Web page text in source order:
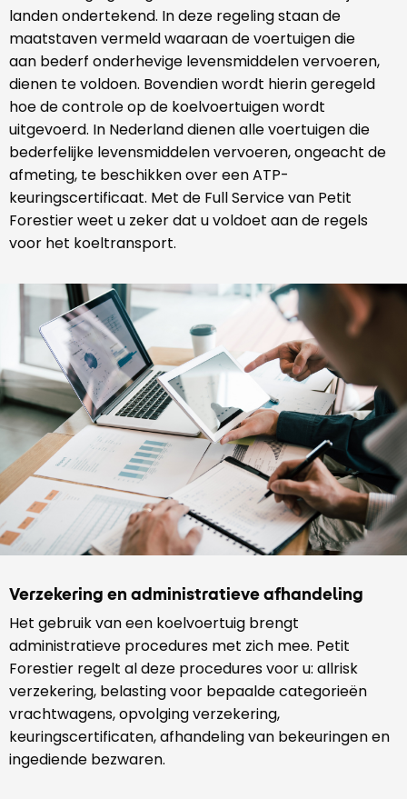
landen ondertekend. In deze regeling staan de
maatstaven vermeld waaraan de voertuigen die
aan bederf onderhevige levensmiddelen vervoeren,
dienen te voldoen. Bovendien wordt hierin geregeld
hoe de controle op de koelvoertuigen wordt
uitgevoerd. In Nederland dienen alle voertuigen die
bederfelijke levensmiddelen vervoeren, ongeacht de
afmeting, te beschikken over een ATP-
keuringscertificaat. Met de Full Service van Petit
Forestier weet u zeker dat u voldoet aan de regels
voor het koeltransport.
Verzekering en administratieve afhandeling
Het gebruik van een koelvoertuig brengt
administratieve procedures met zich mee. Petit
Forestier regelt al deze procedures voor u: allrisk
verzekering, belasting voor bepaalde categorieën
vrachtwagens, opvolging verzekering,
keuringscertificaten, afhandeling van bekeuringen en
ingediende bezwaren.